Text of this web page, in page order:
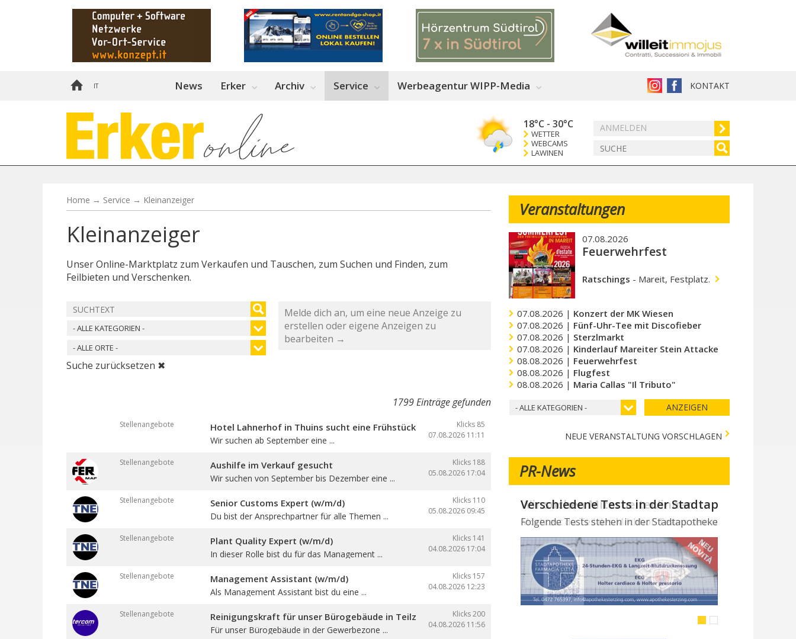
IT KONTAKT
News Erker Archiv Service Werbeagentur WIPP-Media
ANMELDEN
18°C - 30°C
WETTER
WEBCAMS
LAWINEN
Home → Service → Kleinanzeiger
Kleinanzeiger
Unser Online-Marktplatz zum Verkaufen und Tauschen, zum Suchen und Finden, zum
Feilbieten und Verschenken.
- ALLE KATEGORIEN -
- ALLE ORTE -
Suche zurücksetzen ✖
Melde dich an, um eine neue Anzeige zu
erstellen oder eigene Anzeigen zu
bearbeiten →
1799 Einträge gefunden
Stellenangebote
Klicks 85
07.08.2026 11:11
Hotel Lahnerhof in Thuins sucht eine Frühstücksbedienung
Wir suchen ab September eine ...
Stellenangebote
Klicks 188
05.08.2026 17:04
Aushilfe im Verkauf gesucht
Wir suchen von September bis Dezember eine ...
Stellenangebote
Klicks 110
05.08.2026 09:45
Senior Customs Expert (w/m/d)
Du bist der Ansprechpartner für alle Themen ...
Stellenangebote
Klicks 141
04.08.2026 17:04
Plant Quality Expert (w/m/d)
In dieser Rolle bist du für das Management ...
Stellenangebote
Klicks 157
04.08.2026 12:23
Management Assistant (w/m/d)
Als Management Assistant bist du eine ...
Stellenangebote
Klicks 200
04.08.2026 11:56
Reinigungskraft für unser Bürogebäude in Teilzeit
Für unser Bürogebäude in der Gewerbezone ...
Veranstaltungen
07.08.2026
Feuerwehrfest
Ratschings - Mareit, Festplatz.
07.08.2026 | Konzert der MK Wiesen
07.08.2026 | Fünf-Uhr-Tee mit Discofieber
07.08.2026 | Sterzlmarkt
07.08.2026 | Kinderlauf Mareiter Stein Attacke
08.08.2026 | Feuerwehrfest
08.08.2026 | Flugfest
08.08.2026 | Maria Callas "Il Tributo"
- ALLE KATEGORIEN - ANZEIGEN
NEUE VERANSTALTUNG VORSCHLAGEN
PR-News
Wir suchen Mitarbeiter/innen
Möchtest du Teil des Milchhof-Teams sein und von